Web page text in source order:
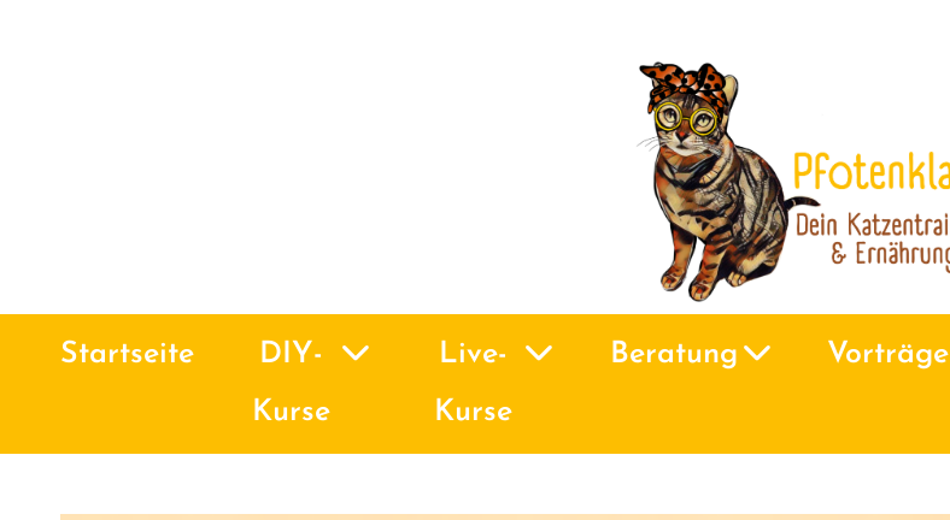
Startseite
DIY-
Kurse
Live-
Kurse
Beratung Vorträge